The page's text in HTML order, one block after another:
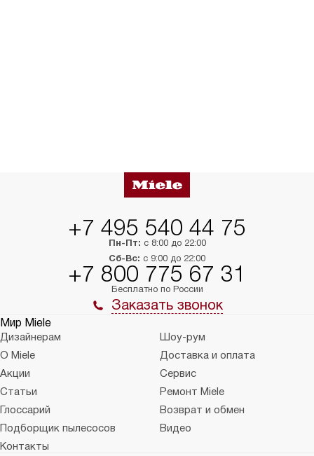
+7 495 540 44 75
Пн-Пт: с 8:00 до 22:00
Сб-Вс: с 9:00 до 22:00
+7 800 775 67 31
Бесплатно по России
Заказать звонок
Мир Miele
Дизайнерам
Шоу-рум
О Miele
Доставка и оплата
Акции
Сервис
Статьи
Ремонт Miele
Глоссарий
Возврат и обмен
Подборщик пылесосов
Видео
Контакты